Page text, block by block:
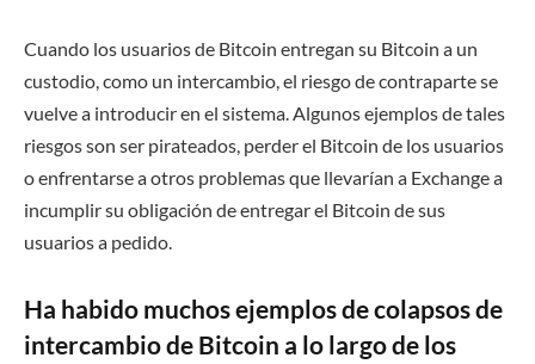
Cuando los usuarios de Bitcoin entregan su Bitcoin a un
custodio, como un intercambio, el riesgo de contraparte se
vuelve a introducir en el sistema. Algunos ejemplos de tales
riesgos son ser pirateados, perder el Bitcoin de los usuarios
o enfrentarse a otros problemas que llevarían a Exchange a
incumplir su obligación de entregar el Bitcoin de sus
usuarios a pedido.
Ha habido muchos ejemplos de colapsos de
intercambio de Bitcoin a lo largo de los